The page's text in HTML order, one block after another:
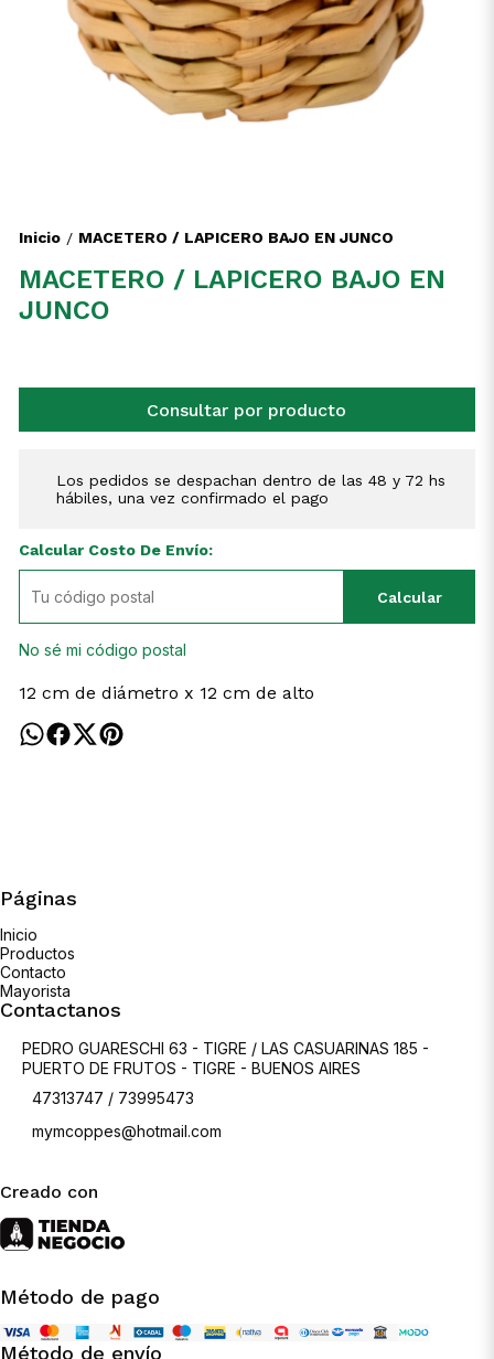
Inicio / MACETERO / LAPICERO BAJO EN JUNCO
MACETERO / LAPICERO BAJO EN
JUNCO
Consultar por producto
Los pedidos se despachan dentro de las 48 y 72 hs
hábiles, una vez confirmado el pago
Calcular Costo De Envío:
Calcular
No sé mi código postal
12 cm de diámetro x 12 cm de alto
Páginas
Inicio
Productos
Contacto
Mayorista
Contactanos
PEDRO GUARESCHI 63 - TIGRE / LAS CASUARINAS 185 -
PUERTO DE FRUTOS - TIGRE - BUENOS AIRES
47313747 / 73995473
mymcoppes@hotmail.com
Creado con
Método de pago
Método de envío